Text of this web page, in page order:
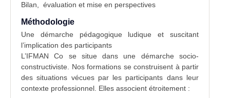
Bilan, évaluation et mise en perspectives
Méthodologie
Une démarche pédagogique ludique et suscitant
l’implication des participants
L’IFMAN Co se situe dans une démarche socio-
constructiviste. Nos formations se construisent à partir
des situations vécues par les participants dans leur
contexte professionnel. Elles associent étroitement :